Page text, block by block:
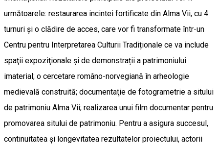
următoarele: restaurarea incintei fortificate din Alma Vii, cu 4
turnuri şi o clădire de acces, care vor fi transformate într-un
Centru pentru Interpretarea Culturii Tradiționale ce va include
spaţii expoziţionale şi de demonstrații a patrimoniului
imaterial; o cercetare româno-norvegiană în arheologie
medievală construită; documentaţie de fotogrametrie a sitului
de patrimoniu Alma Vii; realizarea unui film documentar pentru
promovarea sitului de patrimoniu. Pentru a asigura succesul,
continuitatea și longevitatea rezultatelor proiectului, actorii